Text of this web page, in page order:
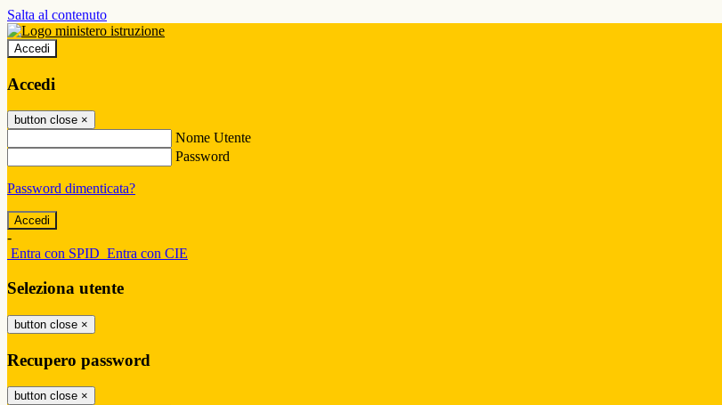
Salta al contenuto
Accedi
Accedi
button close ×
Nome Utente
Password
Password dimenticata?
-
Entra con SPID Entra con CIE
Seleziona utente
button close ×
Recupero password
button close ×